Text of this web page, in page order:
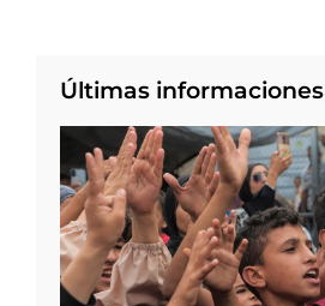
Últimas informaciones